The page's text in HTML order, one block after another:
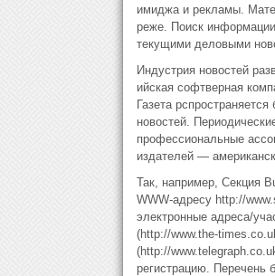
имиджа и рекламы.
реже. Поиск
текущими деловыми
Индустрия новостей
ийская софтверная
Газета
новостей.
профессиональные
издателей —
Так, например, Секция
WWW-адресу http://
электронные адреса/
(http://www.the-
(http://
регистрацию. Перечень